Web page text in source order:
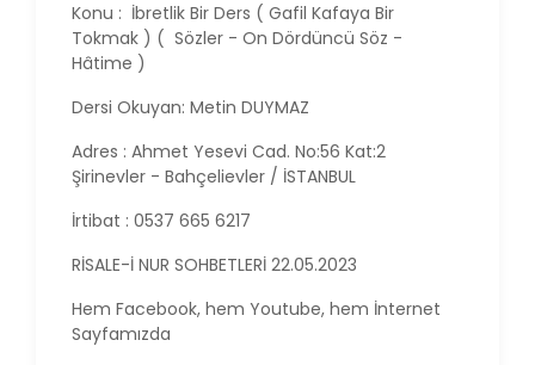
Konu : İbretlik Bir Ders ( Gafil Kafaya Bir
Tokmak ) ( Sözler - On Dördüncü Söz -
Hâtime )
Dersi Okuyan: Metin DUYMAZ
Adres : Ahmet Yesevi Cad. No:56 Kat:2
Şirinevler - Bahçelievler / İSTANBUL
İrtibat : 0537 665 6217
RİSALE-İ NUR SOHBETLERİ 22.05.2023
Hem Facebook, hem Youtube, hem İnternet
Sayfamızda